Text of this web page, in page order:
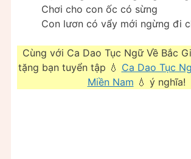
Chơi cho con ốc có sừng
Con lươn có vẩy mới ngừng đi
Cùng với Ca Dao Tục Ngữ Về Bắc
tặng bạn tuyển tập 💧 Ca Dao Tục
Miền Nam 💧 ý nghĩa!